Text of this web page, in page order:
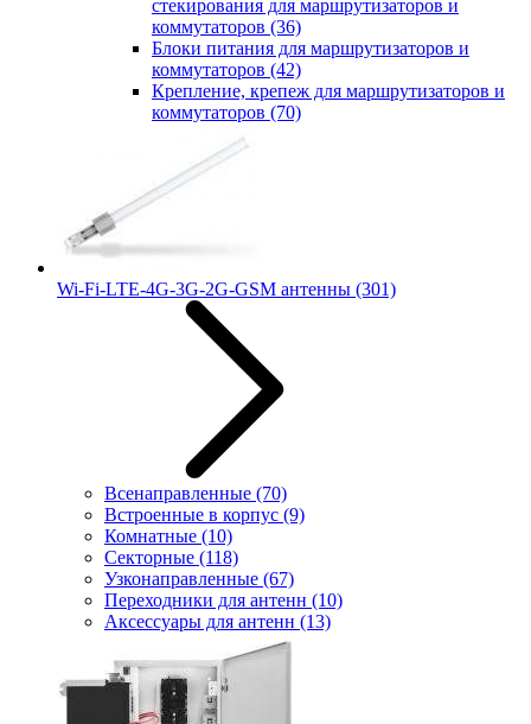
стекирования для маршрутизаторов и
коммутаторов (36)
Блоки питания для маршрутизаторов и
коммутаторов (42)
Крепление, крепеж для маршрутизаторов и
коммутаторов (70)
Wi-Fi-LTE-4G-3G-2G-GSM антенны (301)
Всенаправленные (70)
Встроенные в корпус (9)
Комнатные (10)
Секторные (118)
Узконаправленные (67)
Переходники для антенн (10)
Аксессуары для антенн (13)